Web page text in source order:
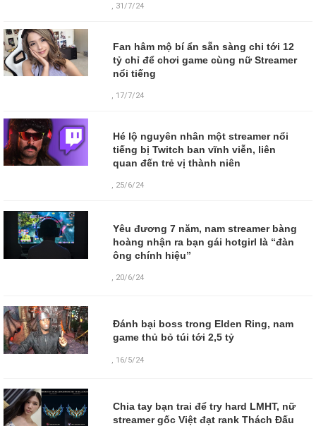
, 31/7/24
Fan hâm mộ bí ẩn sẵn sàng chi tới 12
tỷ chỉ để chơi game cùng nữ Streamer
nổi tiếng
, 17/7/24
Hé lộ nguyên nhân một streamer nổi
tiếng bị Twitch ban vĩnh viễn, liên
quan đến trẻ vị thành niên
, 25/6/24
Yêu đương 7 năm, nam streamer bàng
hoàng nhận ra bạn gái hotgirl là “đàn
ông chính hiệu”
, 20/6/24
Đánh bại boss trong Elden Ring, nam
game thủ bỏ túi tới 2,5 tỷ
16/5/24
Chia tay bạn trai để try hard LMHT, nữ
streamer gốc Việt đạt rank Thách Đấu